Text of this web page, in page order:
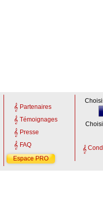
Partenaires
Témoignages
Presse
FAQ
Espace PRO